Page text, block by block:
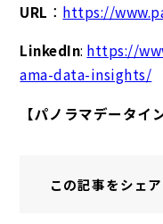
URL ： https://
LinkedIn: https://
ama-data-insights/
【パノラマデータイ
この記事をシェア